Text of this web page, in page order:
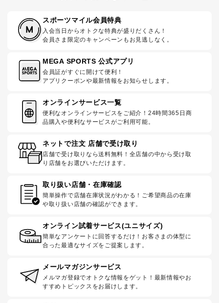
スポーツマイル会員特典
入会当日からオトクな特典が盛りだくさん！
会員さま限定のキャンペーンもお見逃しなく。
MEGA SPORTS 公式アプリ
会員証がすぐに開けて便利！
アプリクーポンや最新情報をお知らせします。
オンラインサービス一覧
便利なオンラインサービスをご紹介！24時間365日商
品購入や便利なサービスがご利用可能。
ネットで注文 店舗で受け取り
店舗で受け取りなら送料無料！全店舗の中から受け取
り店舗をお選びいただけます。
取り扱い店舗・在庫確認
簡単操作で店舗在庫状況がわかる！ご希望商品の在庫
や取り扱い店舗の確認ができます。
オンライン試着サービス(ユニサイズ)
簡単なアンケートに回答するだけ！お客さまの体型に
合った最適なサイズをご提案します。
メールマガジンサービス
メルマガ登録でオトクな情報をゲット！最新情報やお
すすめトピックスをお届けします。